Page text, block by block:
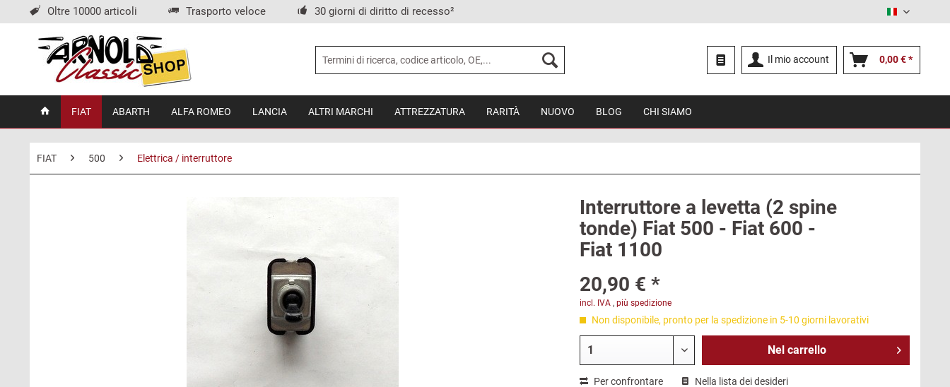
Oltre 10000 articoli Trasporto veloce 30 giorni di diritto di recesso² Italiano
Il mio account 0,00 € *
FIAT ABARTH ALFA ROMEO LANCIA ALTRI MARCHI ATTREZZATURA RARITÀ NUOVO BLOG CHI SIAMO
FIAT 500 Elettrica / interruttore
Interruttore a levetta (2 spine
tonde) Fiat 500 - Fiat 600 -
Fiat 1100
20,90 € *
incl. IVA, più spedizione
Non disponibile, pronto per la spedizione in 5-10 giorni lavorativi
Nel carrello
Per confrontare Nella lista dei desideri